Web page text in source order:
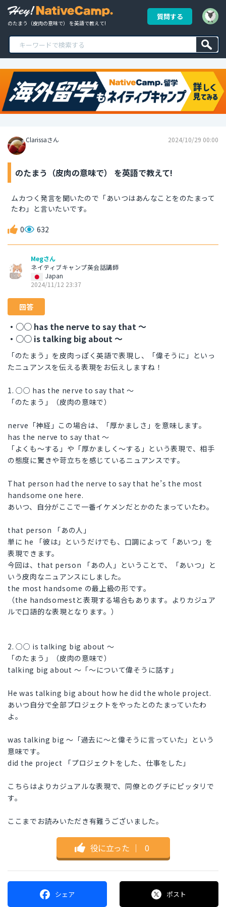
のたまう（皮肉の意味で） を英語で教えて!
質問する
Clarissaさん 2024/10/29 00:00
のたまう（皮肉の意味で） を英語で教えて!
ムカつく発言を聞いたので「あいつはあんなことをのたまって
たわ」と言いたいです。
0 632
Megさん
ネイティブキャンプ英会話講師
Japan
2024/11/12 23:37
回答
・○○ has the nerve to say that ～
・○○ is talking big about ～
「のたまう」を皮肉っぽく英語で表現し、「偉そうに」といっ
たニュアンスを伝える表現をお伝えしますね！
1. ○○ has the nerve to say that ～
「のたまう」（皮肉の意味で）
nerve「神経」この場合は、「厚かましさ」を意味します。
has the nerve to say that ～
「よくも～する」や「厚かましく～する」という表現で、相手
の態度に驚きや苛立ちを感じているニュアンスです。
That person had the nerve to say that he’s the most
handsome one here.
あいつ、自分がここで一番イケメンだとかのたまっていたわ。
that person 「あの人」
単に he 「彼は」というだけでも、口調によって「あいつ」を
表現できます。
今回は、that person 「あの人」ということで、「あいつ」と
いう皮肉なニュアンスにしました。
the most handsome の最上級の形です。
（the handsomestと表現する場合もあります。よりカジュア
ルで口語的な表現となります。）
2. ○○ is talking big about ～
「のたまう」（皮肉の意味で）
talking big about ～「～について偉そうに話す」
He was talking big about how he did the whole project.
あいつ自分で全部プロジェクトをやったとのたまっていたわ
よ。
was talking big ～「過去に～と偉そうに言っていた」という
意味です。
did the project 「プロジェクトをした、仕事をした」
こちらはよりカジュアルな表現で、同僚とのグチにピッタリで
す。
ここまでお読みいただき有難うございました。
役に立った ｜ 0
シェア ポスト